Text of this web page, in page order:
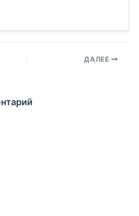
ДАЛЕЕ